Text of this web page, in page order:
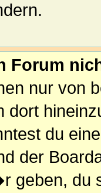
Forum
nur von
dort
du
der
geben, du